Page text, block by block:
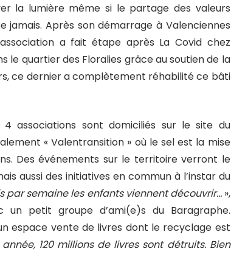
la lumière même si le partage des valeurs
jamais. Après son démarrage à Valenciennes
a fait étape après La Covid chez
le quartier des Floralies grâce au soutien de la
ce dernier a complètement réhabilité ce bâti
associations sont domiciliés sur le site du
« Valentransition » où le sel est la mise
Des événements sur le territoire verront le
aussi des initiatives en commun à l’instar du
semaine les enfants viennent découvrir…»,
un petit groupe d’ami(e)s du Baragraphe.
espace vente de livres dont le recyclage est
120 millions de livres sont détruits. Bien